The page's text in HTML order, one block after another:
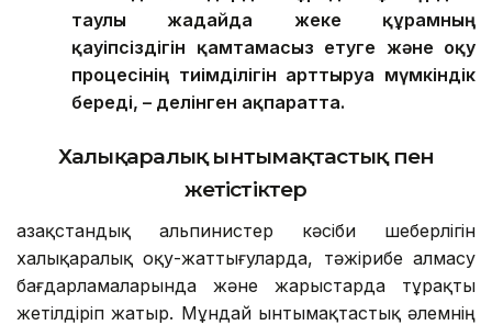
таулы жағдайда жеке құрамның
қауіпсіздігін қамтамасыз етуге және оқу
процесінің тиімділігін арттыруға мүмкіндік
береді, – делінген ақпаратта.
Халықаралық ынтымақтастық пен
жетістіктер
Қазақстандық альпинистер кәсіби шеберлігін
халықаралық оқу-жаттығуларда, тәжірибе алмасу
бағдарламаларында және жарыстарда тұрақты
жетілдіріп жатыр. Мұндай ынтымақтастық әлемнің